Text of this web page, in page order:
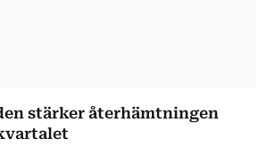
stärker återhämtningen